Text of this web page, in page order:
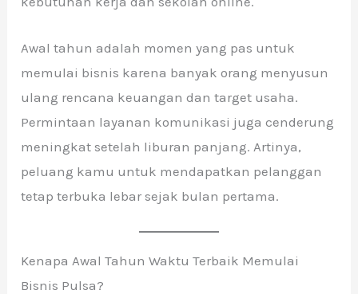
Awal tahun adalah momen yang pas untuk
memulai bisnis karena banyak orang menyusun
ulang rencana keuangan dan target usaha.
Permintaan layanan komunikasi juga cenderung
meningkat setelah liburan panjang. Artinya,
peluang kamu untuk mendapatkan pelanggan
tetap terbuka lebar sejak bulan pertama.
Kenapa Awal Tahun Waktu Terbaik Memulai
Bisnis Pulsa?